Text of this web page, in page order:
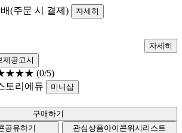
(주문 시 결제)
자세히
자세히
제공고시
(0/5)
토리에듀 미니샵
공유하기 관심상품아이콘위시리스트